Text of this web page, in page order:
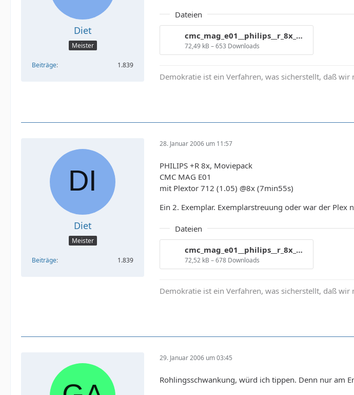
Diet
Meister
Beiträge 1.839
Dateien
cmc_mag_e01__philips__r_8x_mp__alp3___8x_204.gif
72,49 kB – 653 Downloads
Demokratie ist ein Verfahren, was sicherstellt, daß
Diet
Meister
Beiträge 1.839
28. Januar 2006 um 11:57
PHILIPS +R 8x, Moviepack
CMC MAG E01
mit Plextor 712 (1.05) @8x (7min55s)
Ein 2. Exemplar. Exemplarstreuung oder war der Plex
Dateien
cmc_mag_e01__philips__r_8x_mp__alp3-2___8x_763.gif
72,52 kB – 678 Downloads
Demokratie ist ein Verfahren, was sicherstellt, daß
29. Januar 2006 um 03:45
Rohlingsschwankung, würd ich tippen. Denn nur am